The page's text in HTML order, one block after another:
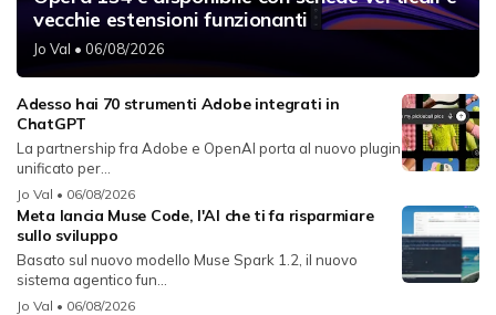
vecchie estensioni funzionanti
Jo Val • 06/08/2026
Adesso hai 70 strumenti Adobe integrati in
ChatGPT
La partnership fra Adobe e OpenAI porta al nuovo plugin
unificato per...
Jo Val • 06/08/2026
Meta lancia Muse Code, l'AI che ti fa risparmiare
sullo sviluppo
Basato sul nuovo modello Muse Spark 1.2, il nuovo
sistema agentico fun...
Jo Val • 06/08/2026